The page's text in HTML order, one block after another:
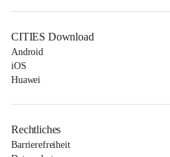
CITIES Download
Android
iOS
Huawei
Rechtliches
Barrierefreiheit